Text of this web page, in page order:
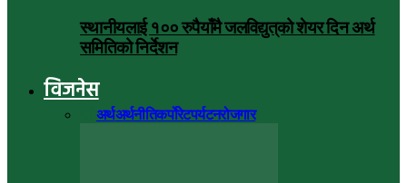
स्थानीयलाई १०० रुपैयाँमै जलविद्युत्‌को शेयर दिन अर्थ
समितिको निर्देशन
विजनेस
अर्थअर्थनीतिकर्पोरेटपर्यटनरोजगार